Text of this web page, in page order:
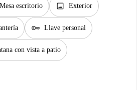
Mesa escritorio image Exterior
key Llave personal
con vista a patio